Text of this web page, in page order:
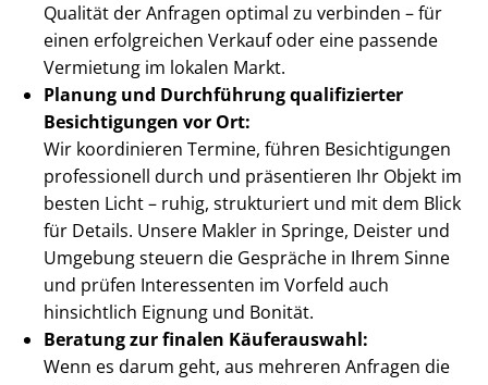
Qualität der Anfragen optimal zu verbinden – für
einen erfolgreichen Verkauf oder eine passende
Vermietung im lokalen Markt.
Planung und Durchführung qualifizierter
Besichtigungen vor Ort:
Wir koordinieren Termine, führen Besichtigungen
professionell durch und präsentieren Ihr Objekt im
besten Licht – ruhig, strukturiert und mit dem Blick
für Details. Unsere Makler in Springe, Deister und
Umgebung steuern die Gespräche in Ihrem Sinne
und prüfen Interessenten im Vorfeld auch
hinsichtlich Eignung und Bonität.
Beratung zur finalen Käuferauswahl:
Wenn es darum geht, aus mehreren Anfragen die